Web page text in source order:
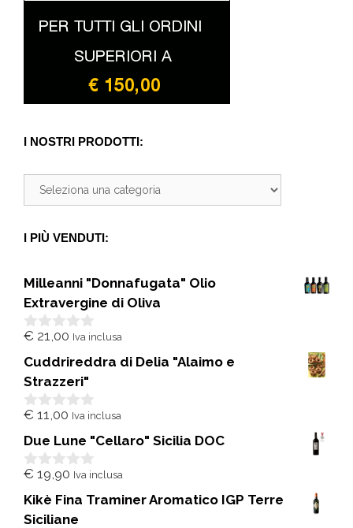
I NOSTRI PRODOTTI:
I PIÙ VENDUTI:
Milleanni "Donnafugata" Olio
Extravergine di Oliva
0
u
5
€ 21,00 Iva inclusa
Cuddrireddra di Delia "Alaimo e
Strazzeri"
0
u
5
€ 11,00 Iva inclusa
Due Lune "Cellaro" Sicilia DOC
0
u
5
€ 19,90 Iva inclusa
Kikè Fina Traminer Aromatico IGP Terre
Siciliane